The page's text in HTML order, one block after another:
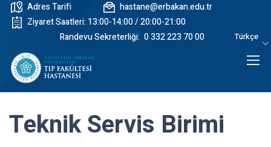
Adres Tarifi
hastane@erbakan.edu.tr
Ziyaret Saatleri: 13:00-14:00 / 20:00-21:00
Randevu Sekreterliği: 0 332 223 70 00 Türkçe
Teknik Servis Birimi